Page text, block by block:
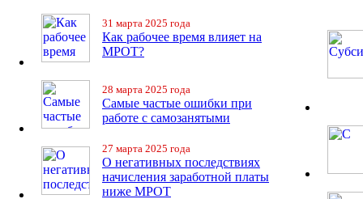
31 марта 2025 года
Как рабочее время влияет на
МРОТ?
28 марта 2025 года
Самые частые ошибки при
работе с самозанятыми
27 марта 2025 года
О негативных последствиях
начисления заработной платы
ниже МРОТ